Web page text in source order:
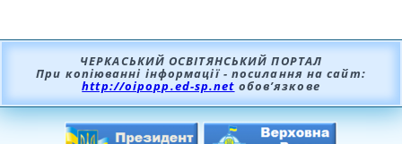
ЧЕРКАСЬКИЙ ОСВІТЯНСЬКИЙ ПОРТАЛ
При копіюванні інформації - посилання на сайт:
http://oipopp.ed-sp.net обов’язкове